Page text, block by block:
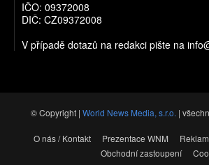
IČO: 09372008
DIČ: CZ09372008
V případě dotazů na redakci pište na
© Copyright | World News Media, s.r.o. |
O nás / Kontakt Prezentace WNM
Obchodní zastoupení